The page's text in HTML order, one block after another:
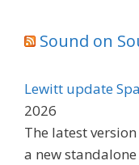
Sound on
Lewitt update
2026
The latest
a new